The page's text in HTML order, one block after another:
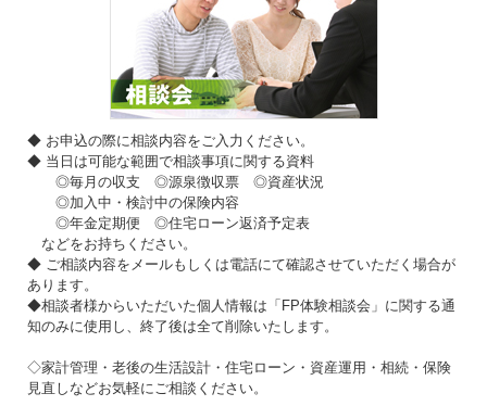
◆ お申込の際に相談内容をご入力ください。
◆ 当日は可能な範囲で相談事項に関する資料
◎毎月の収支 ◎源泉徴収票 ◎資産状況
◎加入中・検討中の保険内容
◎年金定期便 ◎住宅ローン返済予定表
などをお持ちください。
◆ ご相談内容をメールもしくは電話にて確認させていただく場合が
あります。
◆相談者様からいただいた個人情報は「FP体験相談会」に関する通
知のみに使用し、終了後は全て削除いたします。
◇家計管理・老後の生活設計・住宅ローン・資産運用・相続・保険
見直しなどお気軽にご相談ください。